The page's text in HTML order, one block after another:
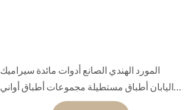
المورد الهندي الصانع أدوات مائدة سيراميك
اليابان أطباق مستطيلة مجموعات أطباق أواني